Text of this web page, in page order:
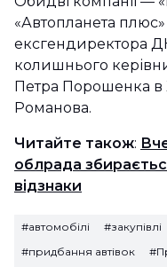
«Автопланета плюс»
ексгендиректора
колишнього
Петра Порошенка в
Романова.
Читайте також:
облрада
відзнаки
#автомобілі #закупівлі
#придбання автівок